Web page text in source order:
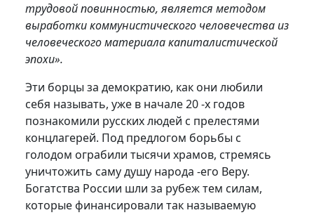
трудовой повинностью, является методом
выработки коммунистического че­ловечества из
человеческого материала капиталистической
эпохи».
Эти борцы за демократию, как они любили
себя называть, уже в начале 20 -х годов
познакомили русских людей с прелестями
концла­герей. Под предлогом борьбы с
голодом ограбили тысячи храмов, стремясь
уничтожить саму душу народа -его Веру.
Богатства России шли за рубеж тем силам,
которые финансировали так называемую